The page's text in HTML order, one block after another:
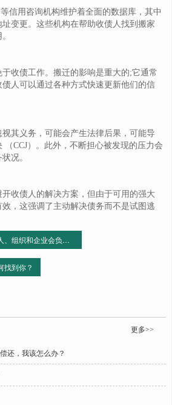
信用咨询机构维护着全面的数据库，其中
变更。这些机构在帮助收债人找到搬家
收债工作。搬迁的影响是重大的;它通常
人可以通过各种方式快速更新他们的信
其义务，可能会产生法律后果，可能导
（CCJ）。此外，不断担心被发现的压力会
况。
收债人的解决方案，但由于可用的强大
，这强调了主动解决债务而不是试图逃
为什么个人、组织和企业会负债？
找到你？
更多>>
还，我该怎么办？